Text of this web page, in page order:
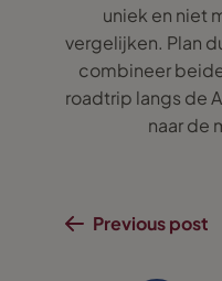
uniek en niet
vergelijken. Plan
combineer
roadtrip langs de
naar de
Previous post